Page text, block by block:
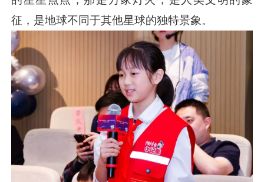
征，是地球不同于其他星球的独特景象。